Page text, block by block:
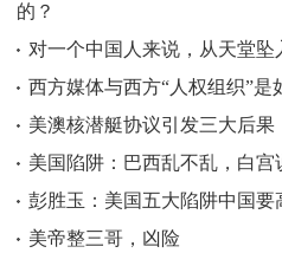
的？
对一个中国人来说，从天堂坠
西方媒体与西方“人权组织”是
美澳核潜艇协议引发三大后果
美国陷阱：巴西乱不乱，白宫
彭胜玉：美国五大陷阱中国要
美帝整三哥，凶险